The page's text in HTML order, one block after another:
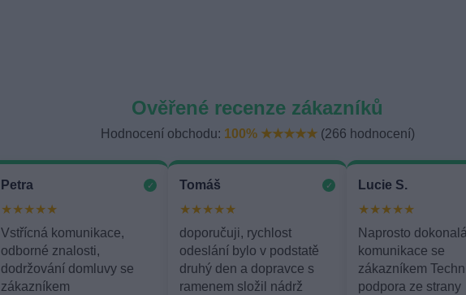
Ověřené recenze zákazníků
Hodnocení obchodu: 100% ★★★★★(266 hodnocení)
Petra ✓
★★★★★
Vstřícná komunikace,
odborné znalosti,
dodržování domluvy se
zákazníkem
Tomáš ✓
★★★★★
doporučuji, rychlost
odeslání bylo v podstatě
druhý den a dopravce s
ramenem složil nádrž
Lucie S.
★★★★★
Naprosto dokonalá
komunikace se
zákazníkem
podpora ze strany